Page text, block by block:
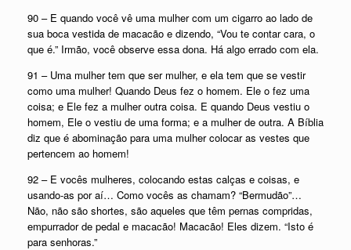
90 – E quando você vê uma mulher com um cigarro ao lado de
sua boca vestida de macacão e dizendo, “Vou te contar cara, o
que é.” Irmão, você observe essa dona. Há algo errado com ela.
91 – Uma mulher tem que ser mulher, e ela tem que se vestir
como uma mulher! Quando Deus fez o homem. Ele o fez uma
coisa; e Ele fez a mulher outra coisa. E quando Deus vestiu o
homem, Ele o vestiu de uma forma; e a mulher de outra. A Bíblia
diz que é abominação para uma mulher colocar as vestes que
pertencem ao homem!
92 – E vocês mulheres, colocando estas calças e coisas, e
usando-as por aí… Como vocês as chamam? “Bermudão”…
Não, não são shortes, são aqueles que têm pernas compridas,
empurrador de pedal e macacão! Macacão! Eles dizem. “Isto é
para senhoras.”